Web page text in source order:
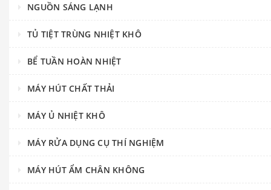
NGUỒN SÁNG LẠNH
TỦ TIỆT TRÙNG NHIỆT KHÔ
BỂ TUẦN HOÀN NHIỆT
MÁY HÚT CHẤT THẢI
MÁY Ủ NHIỆT KHÔ
MÁY RỬA DỤNG CỤ THÍ NGHIỆM
MÁY HÚT ẨM CHÂN KHÔNG